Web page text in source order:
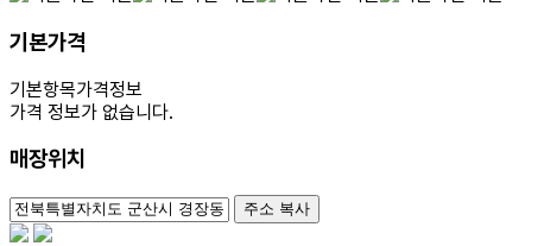
기본가격
기본항목가격정보
가격 정보가 없습니다.
매장위치
주소 복사